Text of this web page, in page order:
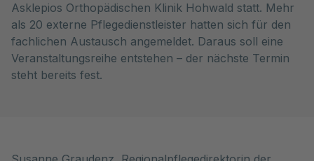
Asklepios Orthopädischen Klinik Hohwald statt. Mehr
als 20 externe Pflegedienstleister hatten sich für den
fachlichen Austausch angemeldet. Daraus soll eine
Veranstaltungsreihe entstehen – der nächste Termin
steht bereits fest.